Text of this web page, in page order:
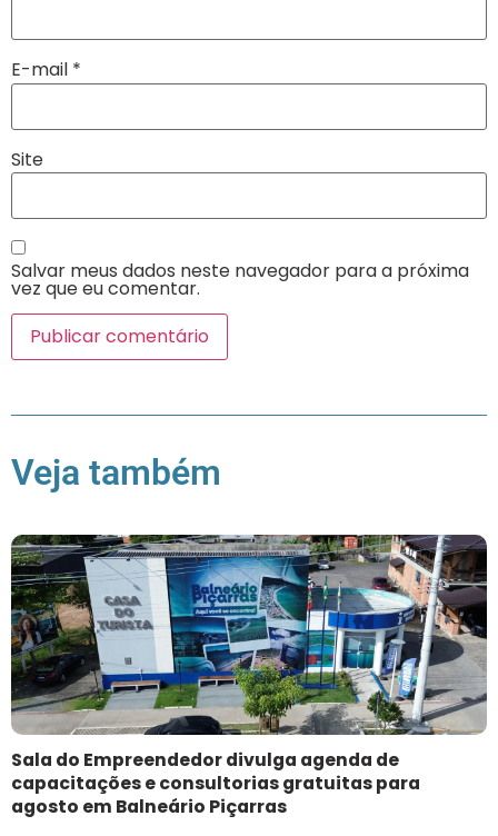
E-mail *
Site
Salvar meus dados neste navegador para a próxima
vez que eu comentar.
Veja também
Sala do Empreendedor divulga agenda de
capacitações e consultorias gratuitas para
agosto em Balneário Piçarras